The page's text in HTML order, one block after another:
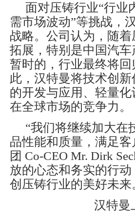
面对压铸行业“行业
需市场波动”等挑战，
战略。公司认为，随
拓展，特别是中国汽
暂时的，行业最终将
此，汉特曼将技术创
的开发与应用、轻量
在全球市场的竞争力。
“我们将继续加大在
品性能和质量，满足
团 Co-CEO Mr. Dirk
放的心态和务实的行
创压铸行业的美好未来
汉特曼